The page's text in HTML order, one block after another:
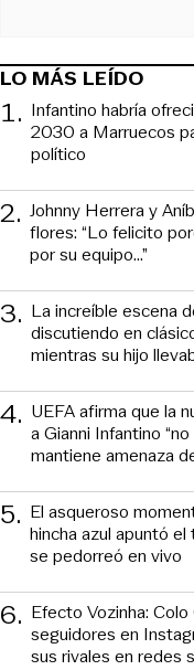
LO MÁS LEÍDO
1. Infantino habría
2030 a Marruecos
político
2. Johnny Herrera y
flores: “Lo felicito
por su equipo…”
3. La increíble escena
discutiendo en
mientras su hijo
4. UEFA afirma que la
a Gianni Infantino
mantiene amenaza
5. El asqueroso
hincha azul apuntó
se pedorreó en vivo
6. Efecto Vozinha:
seguidores en
sus rivales en redes